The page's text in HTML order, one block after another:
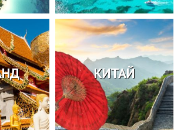
КИТАЙ